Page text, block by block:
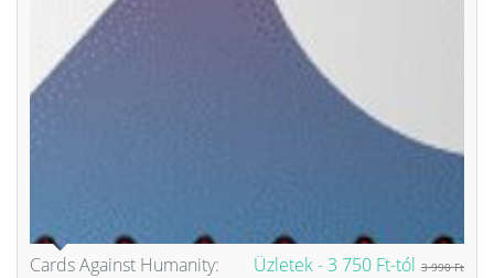
Üzletek -3 750 Ft-tól 3 990 Ft
Cards Against Humanity: